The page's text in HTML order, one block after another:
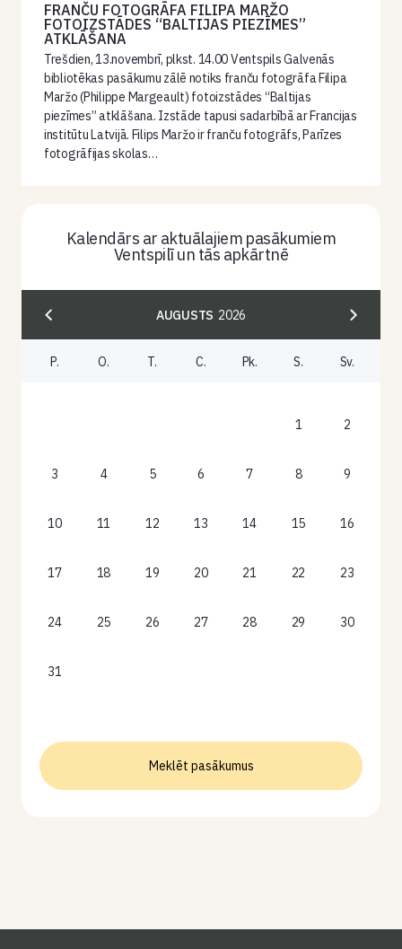
FRANČU FOTOGRĀFA FILIPA MARŽO
FOTOIZSTĀDES “BALTIJAS PIEZĪMES”
ATKLĀŠANA
Trešdien, 13.novembrī, plkst. 14.00 Ventspils Galvenās
bibliotēkas pasākumu zālē notiks franču fotogrāfa Filipa
Maržo (Philippe Margeault) fotoizstādes “Baltijas
piezīmes” atklāšana. Izstāde tapusi sadarbībā ar Francijas
institūtu Latvijā. Filips Maržo ir franču fotogrāfs, Parīzes
fotogrāfijas skolas…
Kalendārs ar aktuālajiem pasākumiem
Ventspilī un tās apkārtnē
AUGUSTS 2026
P. O. T. C. Pk. S. Sv.
1 2
3 4 5 6 7 8 9
10 11 12 13 14 15 16
17 18 19 20 21 22 23
24 25 26 27 28 29 30
31
Meklēt pasākumus